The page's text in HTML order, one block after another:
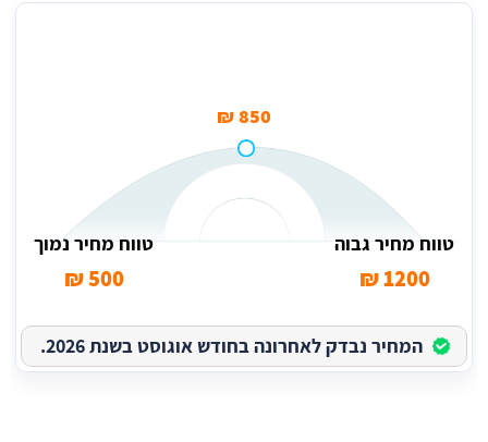
850 ₪
טווח מחיר גבוה
1200 ₪
טווח מחיר נמוך
500 ₪
המחיר נבדק לאחרונה בחודש אוגוסט בשנת 2026.